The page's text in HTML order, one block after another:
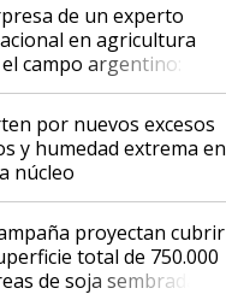
de un experto
en agricultura
campo argentino:
muy impresionado"
por nuevos excesos
y humedad extrema en
núcleo
proyectan cubrir
total de 750.000
de soja sembradas